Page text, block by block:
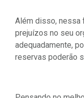
Além disso, nessa
prejuízos no seu
adequadamente,
reservas poderão